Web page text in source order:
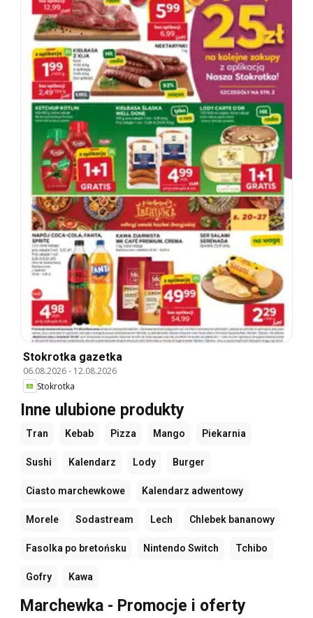
Stokrotka gazetka
06.08.2026- 12.08.2026
Stokrotka
Inne ulubione produkty
Tran Kebab Pizza Mango Piekarnia
Sushi Kalendarz Lody Burger
Ciasto marchewkowe Kalendarz adwentowy
Morele Sodastream Lech Chlebek bananowy
Fasolka po bretońsku Nintendo Switch Tchibo
Gofry Kawa
Marchewka - Promocje i oferty